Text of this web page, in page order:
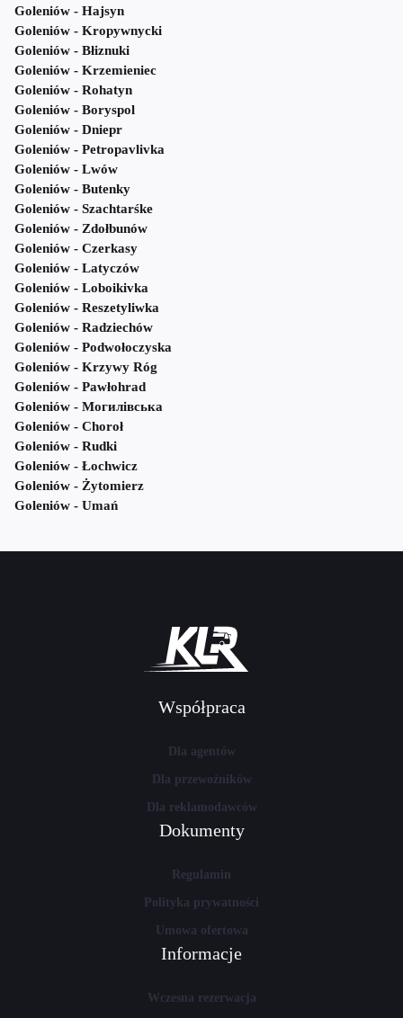
Goleniów - Hajsyn
Goleniów - Kropywnycki
Goleniów - Błiznuki
Goleniów - Krzemieniec
Goleniów - Rohatyn
Goleniów - Boryspol
Goleniów - Dniepr
Goleniów - Petropavlivka
Goleniów - Lwów
Goleniów - Butenky
Goleniów - Szachtarśke
Goleniów - Zdołbunów
Goleniów - Czerkasy
Goleniów - Latyczów
Goleniów - Loboikivka
Goleniów - Reszetyliwka
Goleniów - Radziechów
Goleniów - Podwołoczyska
Goleniów - Krzywy Róg
Goleniów - Pawłohrad
Goleniów - Могилівська
Goleniów - Choroł
Goleniów - Rudki
Goleniów - Łochwicz
Goleniów - Żytomierz
Goleniów - Umań
Współpraca
Dla agentów
Dla przewoźników
Dla reklamodawców
Dokumenty
Regulamin
Polityka prywatności
Umowa ofertowa
Informacje
Wczesna rezerwacja